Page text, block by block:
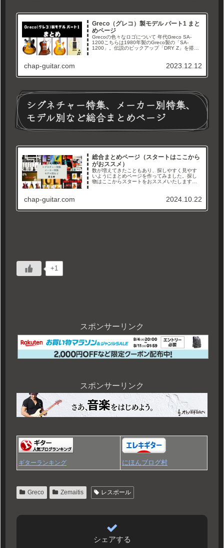
Greco（グレコ）製モデル パート1 まと
めページ
Grecoの色々なロゴについて 年代Greco SA-
1200こちらは1980年製のGreco製の「SA-
1200」。伝説のピックアップ「DRY Z」を搭載
chap-guitar.com 2023.12.12
シグネチャー特集、メーカー別特集、
モデル別など総合まとめページ
総合まとめページ（スタートはここから
がおススメ）
数が増えてきたこともあり、探しやすく見やす
いようにまとめページを作ってみました。探し
物はここからスタートをおススメいたします。
すので沢山見て行ってくださいね...
chap-guitar.com 2024.10.22
+1
スポンサーリンク
スポンサーリンク
ギターランキング にほんブログ村
Greco Zemaitis レスポール
シェアする